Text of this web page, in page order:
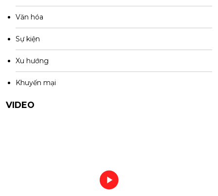
Văn hóa
Sự kiện
Xu hướng
Khuyến mại
VIDEO